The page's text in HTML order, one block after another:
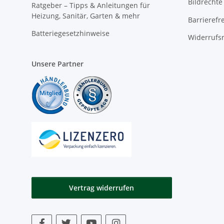
Ratgeber – Tipps & Anleitungen für
Heizung, Sanitär, Garten & mehr
Batteriegesetzhinweise
Bildrechte
Unsere Partner
Vertrag widerrufen